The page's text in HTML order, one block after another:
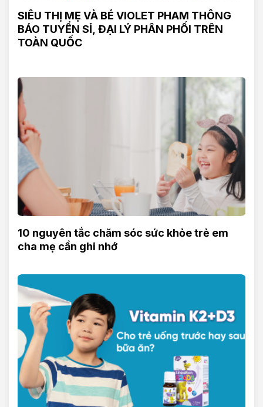
SIÊU THỊ MẸ VÀ BÉ VIOLET PHAM THÔNG
BÁO TUYỂN SỈ, ĐẠI LÝ PHÂN PHỐI TRÊN
TOÀN QUỐC
10 nguyên tắc chăm sóc sức khỏe trẻ em
cha mẹ cần ghi nhớ